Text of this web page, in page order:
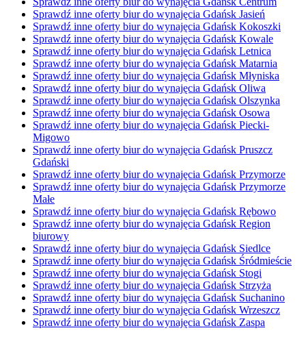
Sprawdź inne oferty biur do wynajęcia Gdańsk Jasień
Sprawdź inne oferty biur do wynajęcia Gdańsk Kokoszki
Sprawdź inne oferty biur do wynajęcia Gdańsk Kowale
Sprawdź inne oferty biur do wynajęcia Gdańsk Letnica
Sprawdź inne oferty biur do wynajęcia Gdańsk Matarnia
Sprawdź inne oferty biur do wynajęcia Gdańsk Młyniska
Sprawdź inne oferty biur do wynajęcia Gdańsk Oliwa
Sprawdź inne oferty biur do wynajęcia Gdańsk Olszynka
Sprawdź inne oferty biur do wynajęcia Gdańsk Osowa
Sprawdź inne oferty biur do wynajęcia Gdańsk Piecki-
Migowo
Sprawdź inne oferty biur do wynajęcia Gdańsk Pruszcz
Gdański
Sprawdź inne oferty biur do wynajęcia Gdańsk Przymorze
Sprawdź inne oferty biur do wynajęcia Gdańsk Przymorze
Małe
Sprawdź inne oferty biur do wynajęcia Gdańsk Rębowo
Sprawdź inne oferty biur do wynajęcia Gdańsk Region
biurowy
Sprawdź inne oferty biur do wynajęcia Gdańsk Siedlce
Sprawdź inne oferty biur do wynajęcia Gdańsk Śródmieście
Sprawdź inne oferty biur do wynajęcia Gdańsk Stogi
Sprawdź inne oferty biur do wynajęcia Gdańsk Strzyża
Sprawdź inne oferty biur do wynajęcia Gdańsk Suchanino
Sprawdź inne oferty biur do wynajęcia Gdańsk Wrzeszcz
Sprawdź inne oferty biur do wynajęcia Gdańsk Zaspa